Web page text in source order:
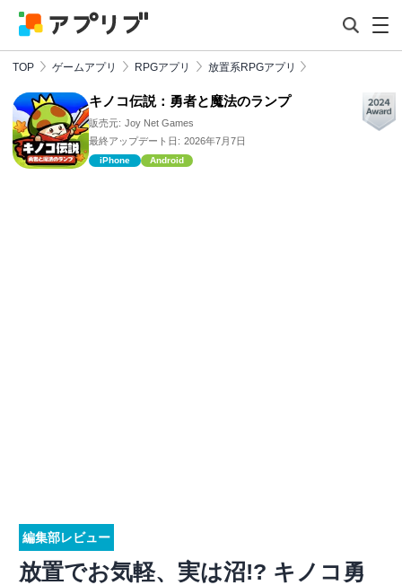
TOP ゲームアプリ RPGアプリ 放置系RPGアプリ
キノコ伝説：勇者と魔法のランプ
販売元: Joy Net Games
最終アップデート日: 2026年7月7日
iPhone Android
編集部レビュー
放置でお気軽、実は沼!? キノコ勇